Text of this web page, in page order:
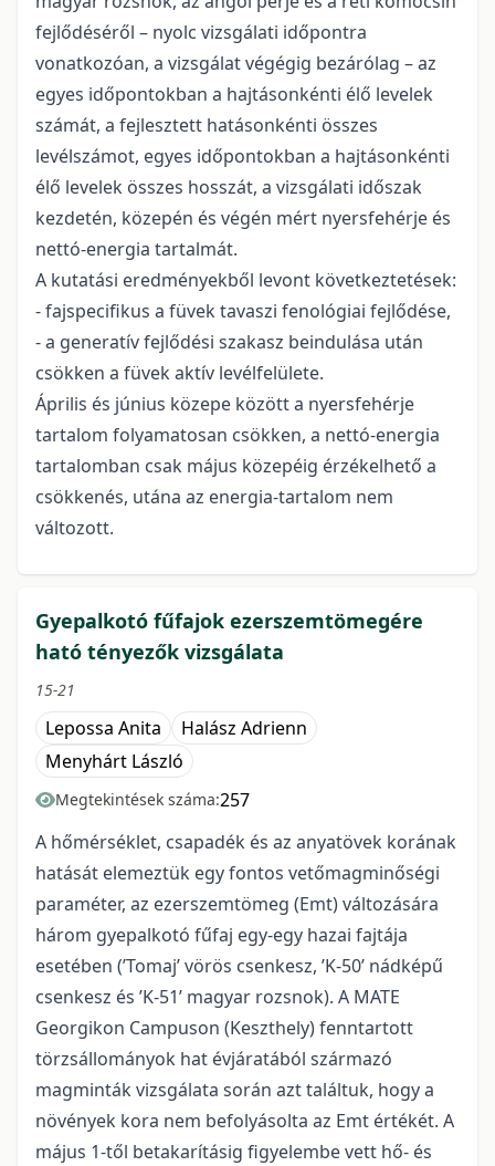
fejlődéséről – nyolc vizsgálati időpontra
vonatkozóan, a vizsgálat végégig bezárólag – az
egyes időpontokban a hajtásonkénti élő levelek
számát, a fejlesztett hatásonkénti összes
levélszámot, egyes időpontokban a hajtásonkénti
élő levelek összes hosszát, a vizsgálati időszak
kezdetén, közepén és végén mért nyersfehérje és
nettó-energia tartalmát.
A kutatási eredményekből levont következtetések:
- fajspecifikus a füvek tavaszi fenológiai fejlődése,
- a generatív fejlődési szakasz beindulása után
csökken a füvek aktív levélfelülete.
Április és június közepe között a nyersfehérje
tartalom folyamatosan csökken, a nettó-energia
tartalomban csak május közepéig érzékelhető a
csökkenés, utána az energia-tartalom nem
változott.
Gyepalkotó fűfajok ezerszemtömegére
ható tényezők vizsgálata
15-21
Lepossa Anita
Halász Adrienn
Menyhárt László
Megtekintések száma:257
A hőmérséklet, csapadék és az anyatövek korának
hatását elemeztük egy fontos vetőmagminőségi
paraméter, az ezerszemtömeg (Emt) változására
három gyepalkotó fűfaj egy-egy hazai fajtája
esetében (’Tomaj’ vörös csenkesz, ’K-50’ nádképű
csenkesz és ’K-51’ magyar rozsnok). A MATE
Georgikon Campuson (Keszthely) fenntartott
törzsállományok hat évjáratából származó
magminták vizsgálata során azt találtuk, hogy a
növények kora nem befolyásolta az Emt értékét. A
május 1-től betakarításig figyelembe vett hő- és